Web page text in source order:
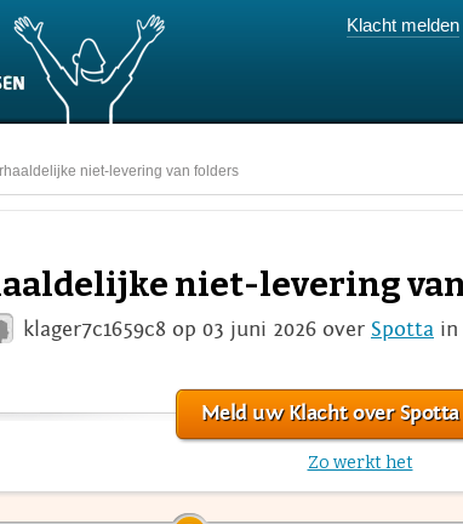
Klacht melden
niet-levering van folders
niet-levering
klager7c1659c8 op 03 juni 2026 over Spotta in
Meld uw Klacht over Spotta
Zo werkt het